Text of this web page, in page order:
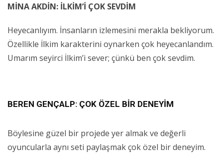
MİNA AKDİN: İLKİM’İ ÇOK SEVDİM
Heyecanlıyım. İnsanların izlemesini merakla bekliyorum.
Özellikle İlkim karakterini oynarken çok heyecanlandım.
Umarım seyirci İlkim’i sever; çünkü ben çok sevdim.
BEREN GENÇALP: ÇOK ÖZEL BİR DENEYİM
Böylesine güzel bir projede yer almak ve değerli
oyuncularla aynı seti paylaşmak çok özel bir deneyim.